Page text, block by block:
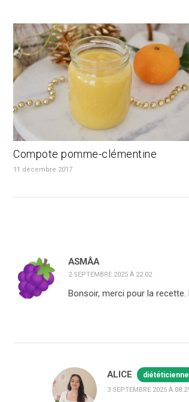
Compote pomme-clémentine
11 décembre 2017
ASMÂA
2 SEPTEMBRE 2025 À 22:02
Bonsoir, merci pour la
ALICE diététicienne
3 SEPTEMBRE 2025 À